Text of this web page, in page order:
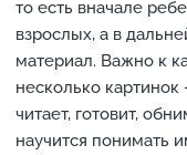
то есть вначале
взрослых, а в
материал. Важно к
несколько
читает, готовит,
научится понимать